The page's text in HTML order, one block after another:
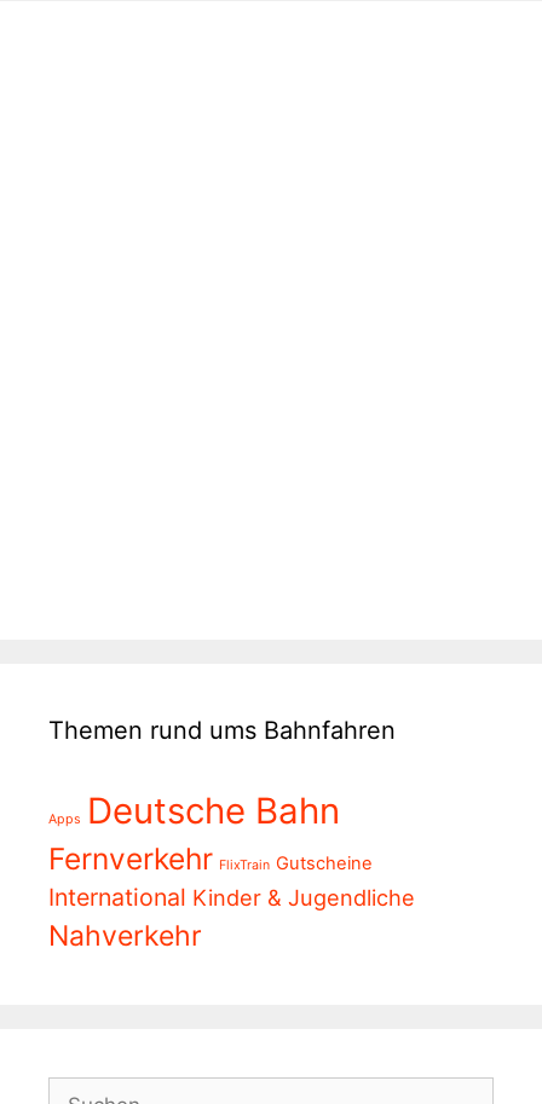
Themen rund ums Bahnfahren
Apps Deutsche Bahn
Fernverkehr FlixTrain Gutscheine
International Kinder & Jugendliche
Nahverkehr